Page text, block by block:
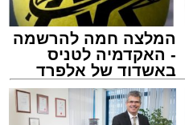
המלצה חמה להרשמה
- האקדמיה לטניס
באשדוד של אלפרד
קריאולנסקי - לילדים